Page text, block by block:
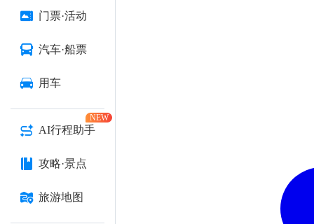
门票·活动
汽车·船票
用车
AI行程助手
NEW
攻略·景点
旅游地图